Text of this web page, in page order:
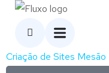
Criação de Sites Mesão